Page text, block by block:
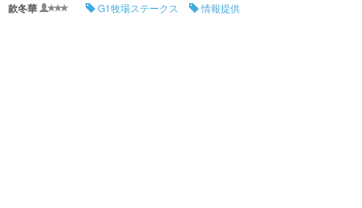
款冬華 G1牧場ステークス 情報提供